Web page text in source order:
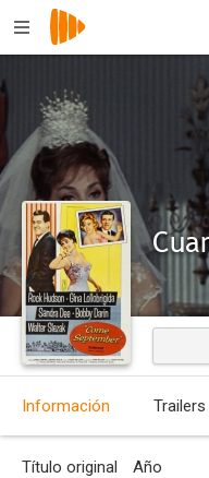
Información Trailers
Título original Año